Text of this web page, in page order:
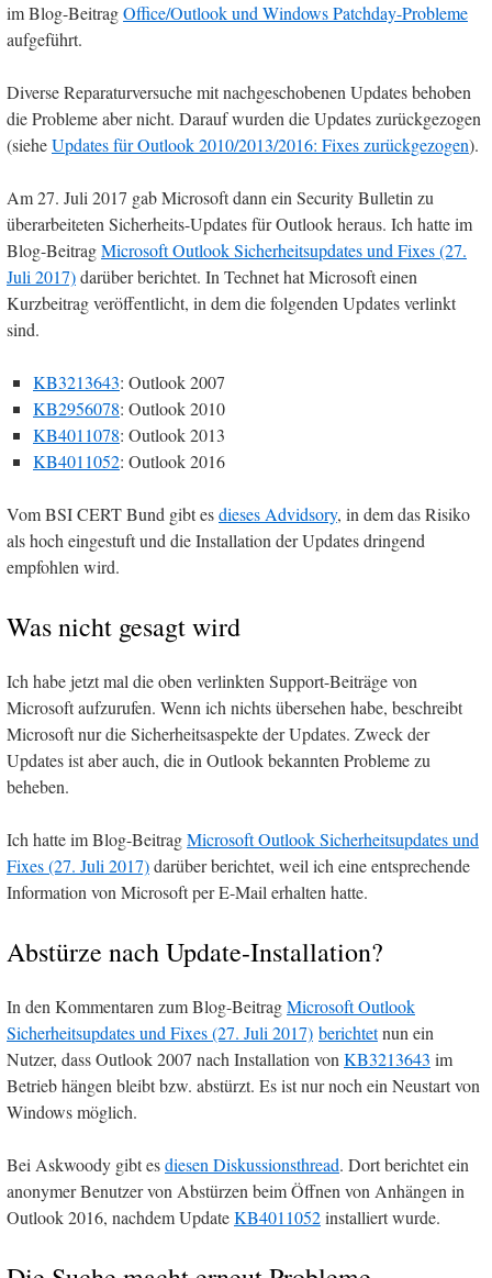
im Blog-BeitragOffice/Outlook und Windows Patchday-Probleme
aufgeführt.
Diverse Reparaturversuche mit nachgeschobenen Updates behoben
die Probleme aber nicht. Darauf wurden die Updates zurückgezogen
(sieheUpdates für Outlook 2010/2013/2016: Fixes zurückgezogen).
Am 27. Juli 2017 gab Microsoft dann ein Security Bulletin zu
überarbeiteten Sicherheits-Updates für Outlook heraus. Ich hatte im
Blog-BeitragMicrosoft Outlook Sicherheitsupdates und Fixes (27.
Juli 2017)darüber berichtet. In Technet hat Microsoft einen
Kurzbeitrag veröffentlicht, in dem die folgenden Updates verlinkt
sind.
KB3213643: Outlook 2007
KB2956078: Outlook 2010
KB4011078: Outlook 2013
KB4011052: Outlook 2016
Vom BSI CERT Bund gibt esdieses Advidsory, in dem das Risiko
als hoch eingestuft und die Installation der Updates dringend
empfohlen wird.
Was nicht gesagt wird
Ich habe jetzt mal die oben verlinkten Support-Beiträge von
Microsoft aufzurufen. Wenn ich nichts übersehen habe, beschreibt
Microsoft nur die Sicherheitsaspekte der Updates. Zweck der
Updates ist aber auch, die in Outlook bekannten Probleme zu
beheben.
Ich hatte im Blog-BeitragMicrosoft Outlook Sicherheitsupdates und
Fixes (27. Juli 2017)darüber berichtet, weil ich eine entsprechende
Information von Microsoft per E-Mail erhalten hatte.
Abstürze nach Update-Installation?
In den Kommentaren zum Blog-BeitragMicrosoft Outlook
Sicherheitsupdates und Fixes (27. Juli 2017) berichtetnun ein
Nutzer, dass Outlook 2007 nach Installation vonKB3213643 im
Betrieb hängen bleibt bzw. abstürzt. Es ist nur noch ein Neustart von
Windows möglich.
Bei Askwoody gibt esdiesen Diskussionsthread. Dort berichtet ein
anonymer Benutzer von Abstürzen beim Öffnen von Anhängen in
Outlook 2016, nachdem UpdateKB4011052installiert wurde.